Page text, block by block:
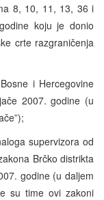
8, 10, 11, 13, 36 i
koju je donio
crte razgraničenja
i Hercegovine
2007. godine (u
supervizora od
Brčko distrikta
godine (u daljem
su time ovi zakoni